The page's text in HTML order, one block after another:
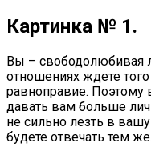
Картинка № 1.
Вы – свободолюбивая
отношениях ждете
равноправие. Поэтому
давать вам больше
не сильно лезть в
будете отвечать тем же.